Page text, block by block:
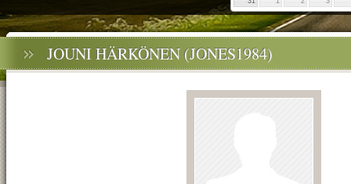
JOUNI HÄRKÖNEN (JONES1984)